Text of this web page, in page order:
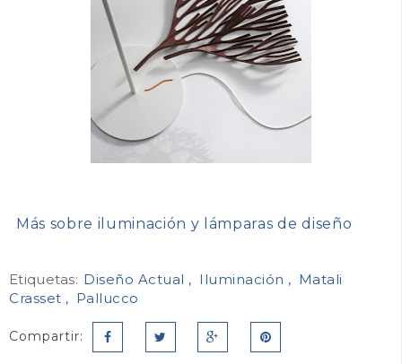
Más sobre iluminación y lámparas de diseño
Etiquetas: Diseño Actual Iluminación
Matali
Crasset
Pallucco
Compartir: